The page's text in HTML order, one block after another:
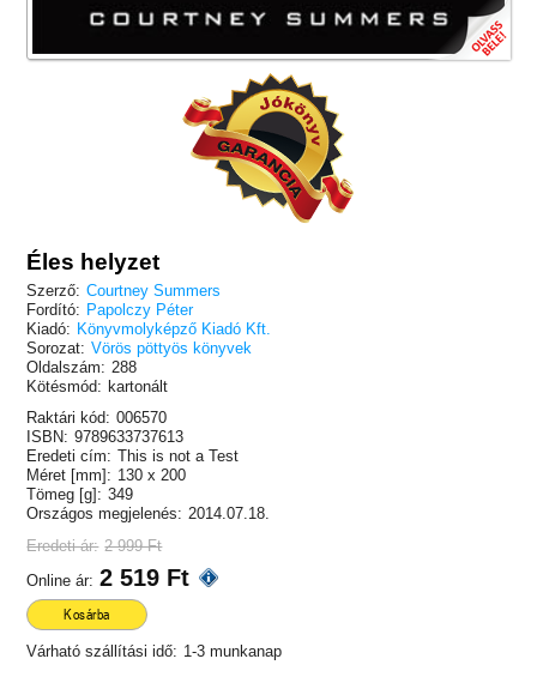
Éles helyzet
Szerző: Courtney Summers
Fordító: Papolczy Péter
Kiadó: Könyvmolyképző Kiadó Kft.
Sorozat: Vörös pöttyös könyvek
Oldalszám: 288
Kötésmód: kartonált
Raktári kód: 006570
ISBN: 9789633737613
Eredeti cím: This is not a Test
Méret [mm]: 130 x 200
Tömeg [g]: 349
Országos megjelenés: 2014.07.18.
Eredeti ár: 2 999 Ft
Online ár: 2 519 Ft
Kosárba
Várható szállítási idő: 1-3 munkanap